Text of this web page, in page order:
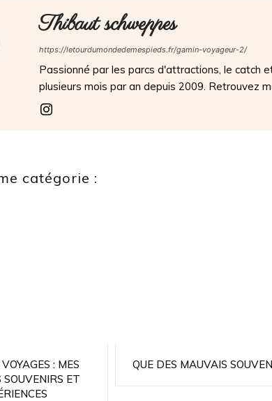
Thibaut schweppes
https://letourdumondedemespieds.fr/gamin-voyageur-2/
Passionné par les parcs d'attractions, le catch
plusieurs mois par an depuis 2009. Retrouvez
catégorie :
: MES
SOUVENIRS ET
QUE DES MAUVAIS